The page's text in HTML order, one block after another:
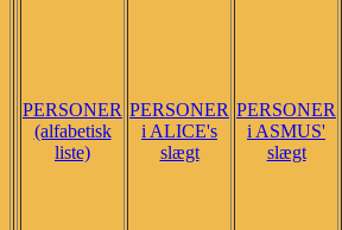
PERSONER
(alfabetisk
liste)
PERSONER
i ALICE's
slægt
PERSONER
i ASMUS'
slægt